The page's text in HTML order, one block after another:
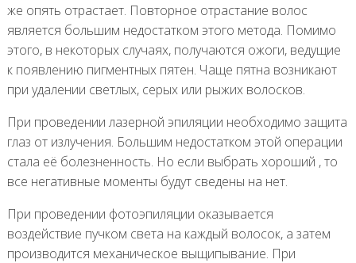
же опять отрастает. Повторное отрастание волос
является большим недостатком этого метода. Помимо
этого, в некоторых случаях, получаются ожоги, ведущие
к появлению пигментных пятен. Чаще пятна возникают
при удалении светлых, серых или рыжих волосков.
При проведении лазерной эпиляции необходимо защита
глаз от излучения. Большим недостатком этой операции
стала её болезненность. Но если выбрать хороший , то
все негативные моменты будут сведены на нет.
При проведении фотоэпиляции оказывается
воздействие пучком света на каждый волосок, а затем
производится механическое выщипывание. При